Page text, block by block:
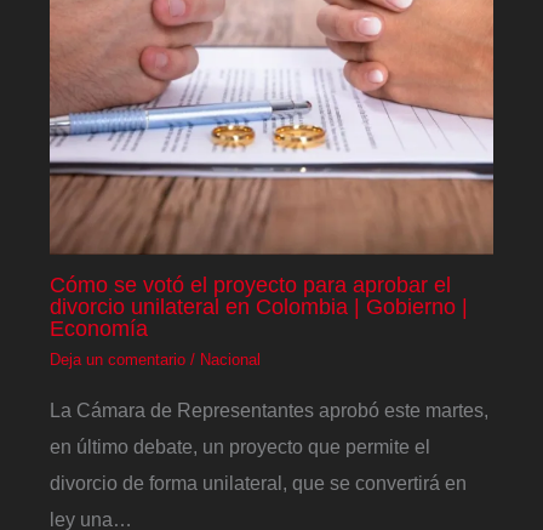
Cómo se votó el proyecto para aprobar el
divorcio unilateral en Colombia | Gobierno |
Economía
Deja un comentario / Nacional
La Cámara de Representantes aprobó este martes,
en último debate, un proyecto que permite el
divorcio de forma unilateral, que se convertirá en
ley una…